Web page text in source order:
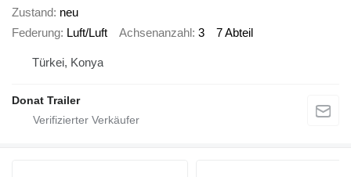
Zustand neu
Federung Luft/Luft Achsenanzahl 3 7 Abteil
Türkei, Konya
Donat Trailer